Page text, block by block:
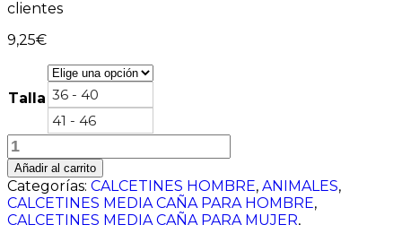
clientes
9,25€
Talla 36 - 40
41 - 46
Koalas
cantidad
Añadir al carrito
Categorías: CALCETINES HOMBRE, ANIMALES,
CALCETINES MEDIA CAÑA PARA HOMBRE,
CALCETINES MEDIA CAÑA PARA MUJER,